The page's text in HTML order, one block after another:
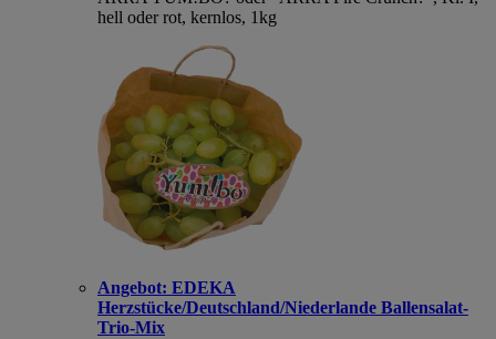
hell oder rot, kernlos, 1kg
Angebot: EDEKA
Herzstücke/Deutschland/Niederlande Ballensalat-
Trio-Mix